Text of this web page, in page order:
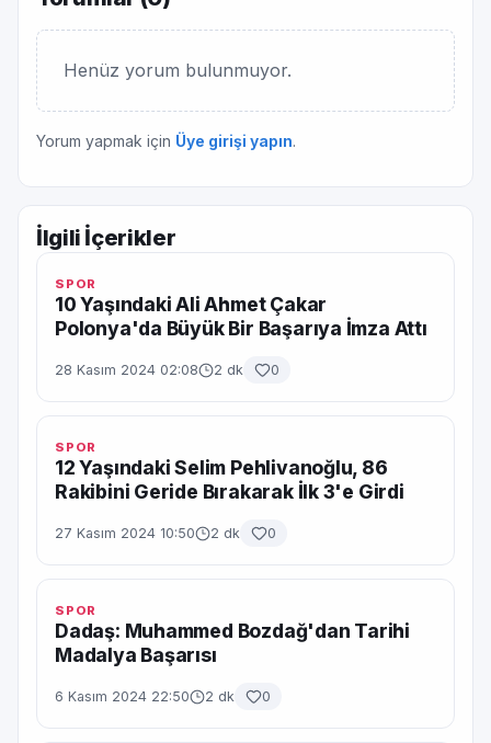
Henüz yorum bulunmuyor.
Yorum yapmak için Üye girişi yapın.
İlgili İçerikler
SPOR
10 Yaşındaki Ali Ahmet Çakar
Polonya'da Büyük Bir Başarıya İmza Attı
28 Kasım 2024 02:08 2 dk 0
SPOR
12 Yaşındaki Selim Pehlivanoğlu, 86
Rakibini Geride Bırakarak İlk 3'e Girdi
27 Kasım 2024 10:50 2 dk 0
SPOR
Dadaş: Muhammed Bozdağ'dan Tarihi
Madalya Başarısı
6 Kasım 2024 22:50 2 dk 0